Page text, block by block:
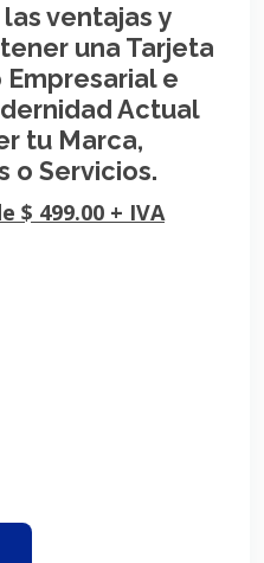
ventajas y
una Tarjeta
e
Actual
tu Marca,
o Servicios.
$ 499.00 + IVA